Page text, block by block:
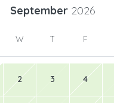
September 2026
W T F
2 3 4